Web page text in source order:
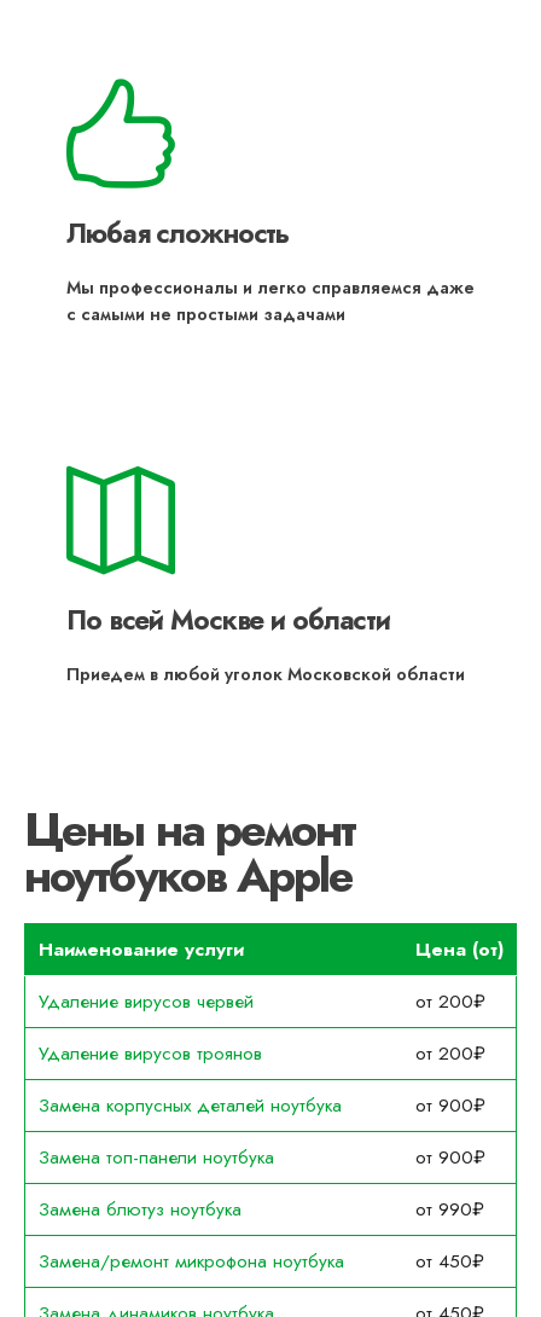
Любая сложность
Мы профессионалы и легко справляемся даже
с самыми не простыми задачами
По всей Москве и области
Приедем в любой уголок Московской области
Цены на ремонт
ноутбуков Apple
Наименование услуги
Цена (от)
Удаление вирусов червей
от 200₽
Удаление вирусов троянов
от 200₽
Замена корпусных деталей ноутбука
от 900₽
Замена топ-панели ноутбука
от 900₽
Замена блютуз ноутбука
от 990₽
Замена/ремонт микрофона ноутбука
от 450₽